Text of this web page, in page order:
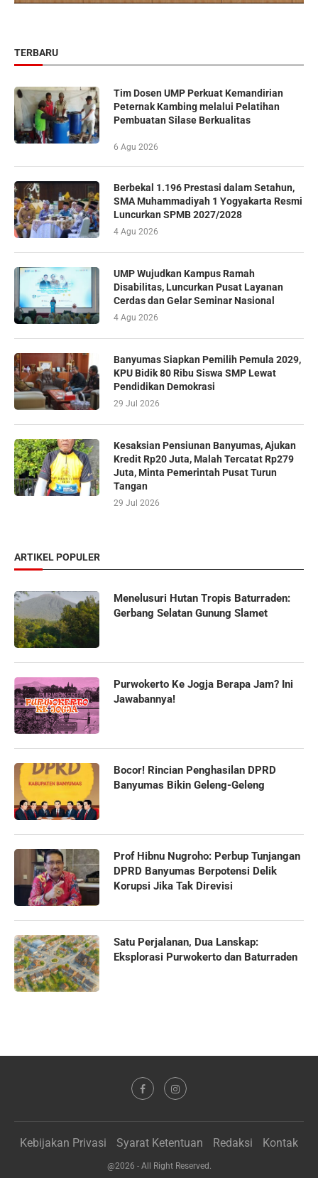
TERBARU
Tim Dosen UMP Perkuat Kemandirian
Peternak Kambing melalui Pelatihan
Pembuatan Silase Berkualitas
6 Agu 2026
Berbekal 1.196 Prestasi dalam Setahun,
SMA Muhammadiyah 1 Yogyakarta Resmi
Luncurkan SPMB 2027/2028
4 Agu 2026
UMP Wujudkan Kampus Ramah
Disabilitas, Luncurkan Pusat Layanan
Cerdas dan Gelar Seminar Nasional
4 Agu 2026
Banyumas Siapkan Pemilih Pemula 2029,
KPU Bidik 80 Ribu Siswa SMP Lewat
Pendidikan Demokrasi
29 Jul 2026
Kesaksian Pensiunan Banyumas, Ajukan
Kredit Rp20 Juta, Malah Tercatat Rp279
Juta, Minta Pemerintah Pusat Turun
Tangan
29 Jul 2026
ARTIKEL POPULER
Menelusuri Hutan Tropis Baturraden:
Gerbang Selatan Gunung Slamet
Purwokerto Ke Jogja Berapa Jam? Ini
Jawabannya!
Bocor! Rincian Penghasilan DPRD
Banyumas Bikin Geleng-Geleng
Prof Hibnu Nugroho: Perbup Tunjangan
DPRD Banyumas Berpotensi Delik
Korupsi Jika Tak Direvisi
Satu Perjalanan, Dua Lanskap:
Eksplorasi Purwokerto dan Baturraden
Kebijakan Privasi Syarat Ketentuan Redaksi Kontak
@2026 - All Right Reserved.